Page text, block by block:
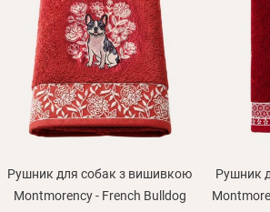
Рушник для собак з вишивкою
Montmorency - French Bulldog
Рушник